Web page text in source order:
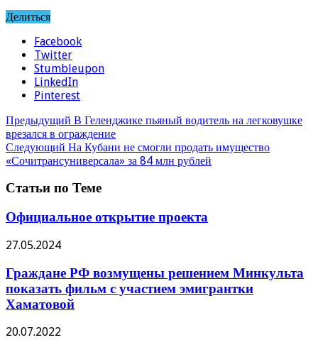
Делиться
Facebook
Twitter
Stumbleupon
LinkedIn
Pinterest
Предыдущий В Геленджике пьяный водитель на легковушке
врезался в ограждение
Следующий На Кубани не смогли продать имущество
«Сочитрансуниверсала» за 84 млн рублей
Статьи по Теме
Официальное открытие проекта
27.05.2024
Граждане РФ возмущены решением Минкульта
показать фильм с участием эмигрантки
Хаматовой
20.07.2022